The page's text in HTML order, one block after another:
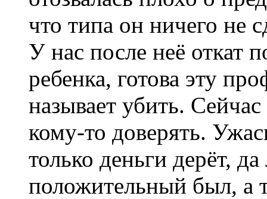
что типа он ничего не
У нас после неё откат
ребенка, готова эту
называет убить.
кому-то доверять.
только деньги дерёт,
положительный был, а